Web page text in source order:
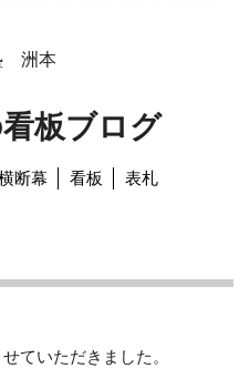
洲本
板ブログ
断幕 看板 表札
ていただきました。